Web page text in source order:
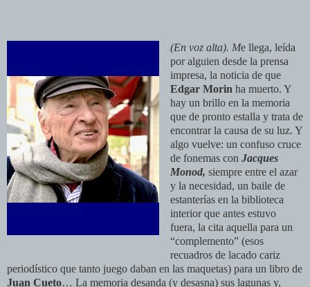
(En voz alta). Me llega, leída
por alguien desde la prensa
impresa, la noticia de que
Edgar Morin ha muerto. Y
hay un brillo en la memoria
que de pronto estalla y trata de
encontrar la causa de su luz. Y
algo vuelve: un confuso cruce
de fonemas con Jacques
Monod, siempre entre el azar
y la necesidad, un baile de
estanterías en la biblioteca
interior que antes estuvo
fuera, la cita aquella para un
“complemento” (esos
recuadros de lacado cariz
periodístico que tanto juego daban en las maquetas) para un libro de
Juan Cueto… La memoria desanda (y desasna) sus lagunas y,